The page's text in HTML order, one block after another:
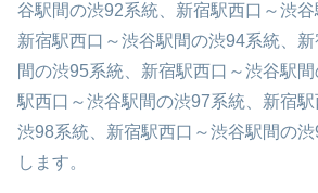
谷駅間の渋92系統、新宿駅西口～渋谷
新宿駅西口～渋谷駅間の渋94系統、
間の渋95系統、新宿駅西口～渋谷駅
駅西口～渋谷駅間の渋97系統、新宿
渋98系統、新宿駅西口～渋谷駅間の
します。